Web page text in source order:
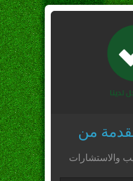
من
والاستشارات